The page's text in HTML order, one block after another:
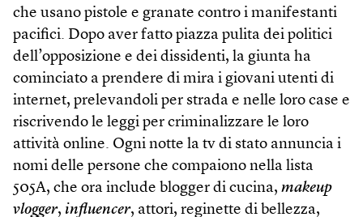
che usano pistole e granate contro i manifestanti
pacifici. Dopo aver fatto piazza pulita dei politici
dell’opposizione e dei dissidenti, la giunta ha
cominciato a prendere di mira i giovani utenti di
internet, prelevandoli per strada e nelle loro case e
riscrivendo le leggi per criminalizzare le loro
attività online. Ogni notte la tv di stato annuncia i
nomi delle persone che compaiono nella lista
505A, che ora include blogger di cucina, makeup
vlogger, influencer, attori, reginette di bellezza,